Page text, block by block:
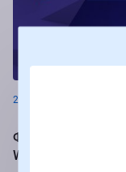
26.08.2024
Фрибеты до 250
Winline